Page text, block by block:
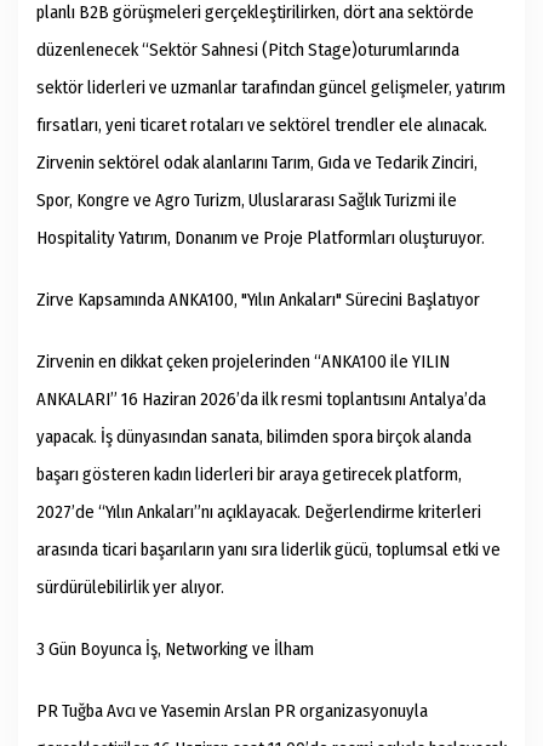
planlı B2B görüşmeleri gerçekleştirilirken, dört ana sektörde
düzenlenecek “Sektör Sahnesi (Pitch Stage)oturumlarında
sektör liderleri ve uzmanlar tarafından güncel gelişmeler, yatırım
fırsatları, yeni ticaret rotaları ve sektörel trendler ele alınacak.
Zirvenin sektörel odak alanlarını Tarım, Gıda ve Tedarik Zinciri,
Spor, Kongre ve Agro Turizm, Uluslararası Sağlık Turizmi ile
Hospitality Yatırım, Donanım ve Proje Platformları oluşturuyor.
Zirve Kapsamında ANKA100, "Yılın Ankaları" Sürecini Başlatıyor
Zirvenin en dikkat çeken projelerinden “ANKA100 ile YILIN
ANKALARI” 16 Haziran 2026’da ilk resmi toplantısını Antalya’da
yapacak. İş dünyasından sanata, bilimden spora birçok alanda
başarı gösteren kadın liderleri bir araya getirecek platform,
2027’de “Yılın Ankaları”nı açıklayacak. Değerlendirme kriterleri
arasında ticari başarıların yanı sıra liderlik gücü, toplumsal etki ve
sürdürülebilirlik yer alıyor.
3 Gün Boyunca İş, Networking ve İlham
PR Tuğba Avcı ve Yasemin Arslan PR organizasyonuyla